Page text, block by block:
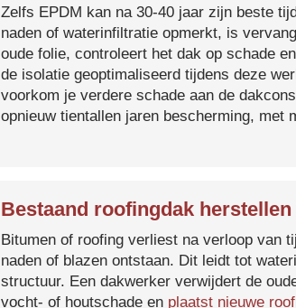
Zelfs EPDM kan na 30-40 jaar zijn beste
naden of waterinfiltratie opmerkt, is
oude folie, controleert het dak op schade
de isolatie geoptimaliseerd tijdens deze
voorkom je verdere schade aan de
opnieuw tientallen jaren bescherming, met
Bestaand roofingdak
Bitumen of roofing verliest na verloop van
naden of blazen ontstaan. Dit leidt tot
structuur. Een dakwerker verwijdert de
vocht- of houtschade en plaatst nieuwe